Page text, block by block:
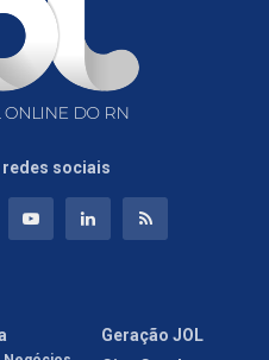
sociais
Geração JOL